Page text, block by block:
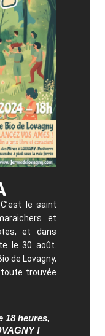
le saint
et
et dans
le 30 août.
de Lovagny,
trouvée
18 heures,
!